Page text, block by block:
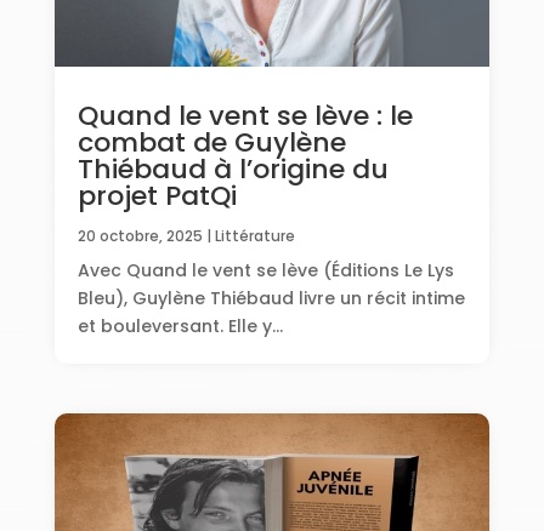
Quand le vent se lève : le
combat de Guylène
Thiébaud à l’origine du
projet PatQi
20 octobre, 2025 | Littérature
Avec Quand le vent se lève (Éditions Le Lys
Bleu), Guylène Thiébaud livre un récit intime
et bouleversant. Elle y...